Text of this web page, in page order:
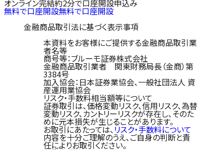
オンライン完結約2分で口座開設申込み
無料で口座開設無料で口座開設
金融商品取引法に基づく表示事項
本資料をお客様にご提供する金融商品取引業
者名等
商号等：ブルーモ証券株式会社
金融商品取引業者 関東財務局長（金商）第
3384号
加入協会：日本証券業協会、一般社団法人 資
産運用業協会
リスク・手数料相当額等について
証券取引は、価格変動リスク、信用リスク、為替
変動リスク、カントリーリスクが存在し、そのた
めに元本損失が生じることがあります。
お取引にあたっては、リスク・手数料について
内容を十分ご理解のうえ、ご自身の判断と責
任によりお取引ください。